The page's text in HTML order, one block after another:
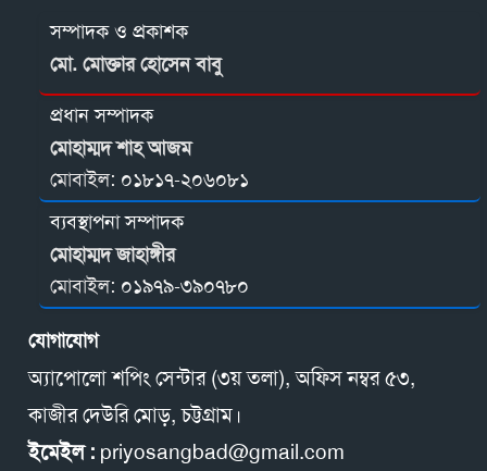
সম্পাদক ও প্রকাশক
মো. মোক্তার হোসেন বাবু
প্রধান সম্পাদক
মোহাম্মদ শাহ আজম
মোবাইল: ০১৮১৭-২০৬০৮১
ব্যবস্থাপনা সম্পাদক
মোহাম্মদ জাহাঙ্গীর
মোবাইল: ০১৯৭৯-৩৯০৭৮০
যোগাযোগ
অ্যাপোলো শপিং সেন্টার (৩য় তলা), অফিস নম্বর ৫৩,
কাজীর দেউরি মোড়, চট্টগ্রাম।
ইমেইল : priyosangbad@gmail.com